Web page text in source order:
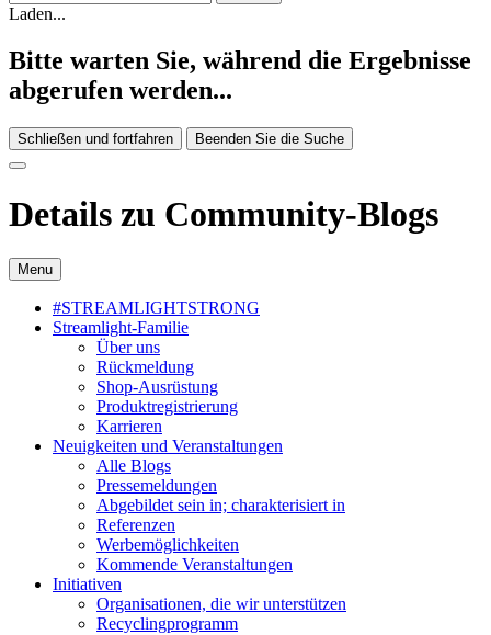
Laden...
Bitte warten Sie, während die Ergebnisse
abgerufen werden...
Schließen und fortfahren Beenden Sie die Suche
Details zu Community-Blogs
Menu
#STREAMLIGHTSTRONG
Streamlight-Familie
Über uns
Rückmeldung
Shop-Ausrüstung
Produktregistrierung
Karrieren
Neuigkeiten und Veranstaltungen
Alle Blogs
Pressemeldungen
Abgebildet sein in; charakterisiert in
Referenzen
Werbemöglichkeiten
Kommende Veranstaltungen
Initiativen
Organisationen, die wir unterstützen
Recyclingprogramm